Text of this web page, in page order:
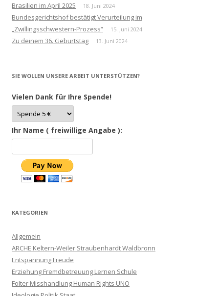
Brasilien im April 2025
18. Juni 2024
Bundesgerichtshof bestätigt Verurteilung im
„Zwillingsschwestern-Prozess“
15. Juni 2024
Zu deinem 36. Geburtstag 13. Juni 2024
SIE WOLLEN UNSERE ARBEIT UNTERSTÜTZEN?
Vielen Dank für Ihre Spende!
Ihr Name ( freiwillige Angabe ):
KATEGORIEN
Allgemein
ARCHE Keltern-Weiler Straubenhardt Waldbronn
Entspannung Freude
Erziehung Fremdbetreuung Lernen Schule
Folter Misshandlung Human Rights UNO